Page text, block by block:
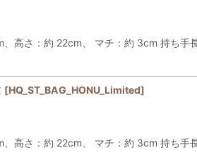
高さ：約 22cm、 マチ：約 3cm 持ち
[HQ_ST_BAG_HONU_Limited]
高さ：約 22cm、 マチ：約 3cm 持ち